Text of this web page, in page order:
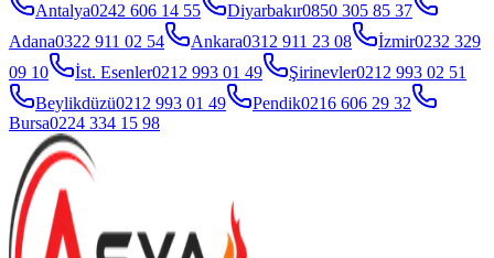
Antalya0242 606 14 55 Diyarbakır0850 305 85 37
Adana0322 911 02 54 Ankara0312 911 23 08 İzmir0232 329
09 10
İst. Esenler0212 993 01 49 Şirinevler0212 993 02 51
Beylikdüzü0212 993 01 49 Pendik0216 606 29 32
Bursa0224 334 15 98